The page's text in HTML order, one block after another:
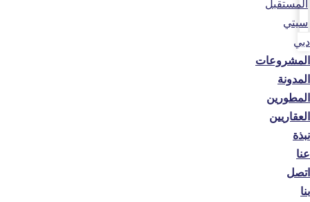
سيتي
دبي
المشروعات
المدونة
المطورين
العقاريين
نبذة
عنا
اتصل
بنا